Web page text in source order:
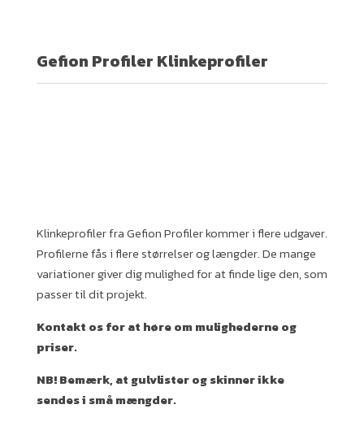
Gefion Profiler Klinkeprofiler
Klinkeprofiler fra Gefion Profiler kommer i flere udgaver.
Profilerne fås i flere størrelser og længder. De mange
variationer giver dig mulighed for at finde lige den, som
passer til dit projekt.
Kontakt os for at høre om mulighederne og
priser.
NB! Bemærk, at gulvlister og skinner ikke
sendes i små mængder.